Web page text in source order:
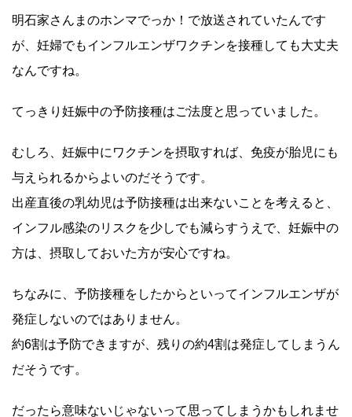
明石家さんまのホンマでっか！で放送されていたんです
が、妊婦でもインフルエンザワクチンを接種しても大丈夫
なんですね。
てっきり妊娠中の予防接種はご法度と思っていました。
むしろ、妊娠中にワクチンを摂取すれば、免疫が胎児にも
与えられるからよいのだそうです。
出産直後の乳幼児は予防接種は出来ないことを考えると、
インフル感染のリスクを少しでも減らすうえで、妊娠中の
方は、摂取しておいた方が安心ですね。
ちなみに、予防接種をしたからといってインフルエンザが
発症しないのではありません。
約6割は予防できますが、残りの約4割は発症してしまうん
だそうです。
だったら意味ないじゃないって思ってしまうかもしれませ